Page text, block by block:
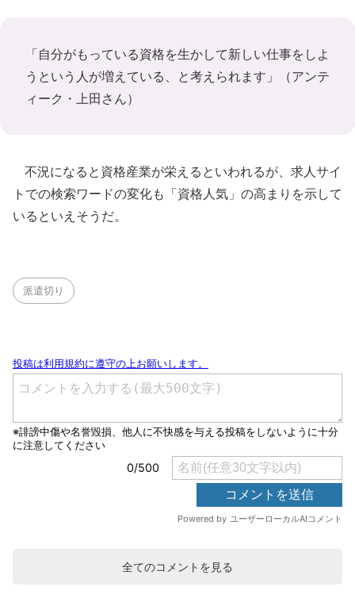
「自分がもっている資格を生かして新しい仕事をしよ
うという人が増えている、と考えられます」（アンテ
ィーク・上田さん）
不況になると資格産業が栄えるといわれるが、求人サイ
トでの検索ワードの変化も「資格人気」の高まりを示して
いるといえそうだ。
派遣切り
全てのコメントを見る